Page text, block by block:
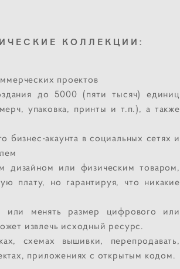
КОЛЛЕКЦИИ:
проектов
до 5000 (пяти тысяч) единиц
упаковка, принты и т.п.), а также
бизнес-акаунта в социальных сетях и
дизайном или физическим товаром,
плату, но гарантируя, что никакие
или менять размер цифрового или
извлечь исходный ресурс.
схемах вышивки, перепродавать,
приложениях с открытым кодом.